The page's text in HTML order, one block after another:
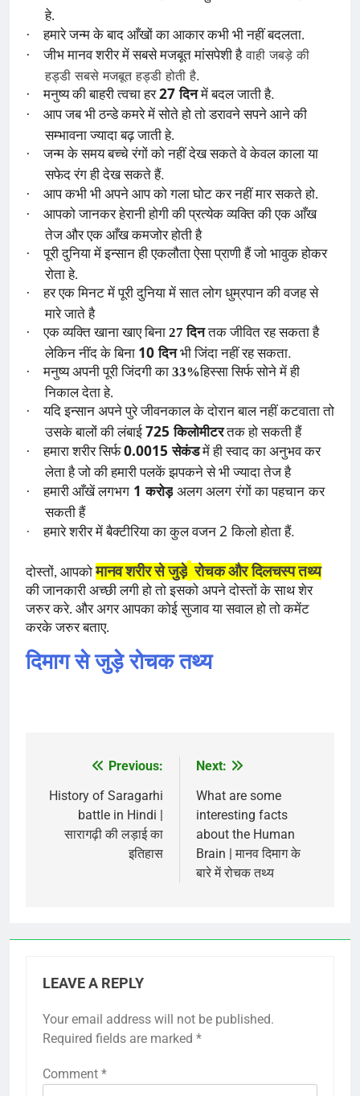
हे.
·
हमारे जन्म के बाद आँखों का आकार कभी भी नहीं बदलता.
·
जीभ मानव शरीर में सबसे मजबूत मांसपेशी हैवाही जबड़े की
हड्डी सबसे मजबूत हड्डी होती है.
· मनुष्य की बाहरी त्वचा हर27दिनमें बदल जाती है.
·
आप जब भी ठन्डे कमरे में सोते हो तो डरावने सपने आने की
सम्भावना ज्यादा बढ़ जाती हे.
·
जन्म के समय बच्चे रंगों को नहीं देख सकते वे केवल काला या
सफेद रंग ही देख सकते हैं.
·
आप कभी भी अपने आप को गला घोट कर नहीं मार सकते हो.
·
आपको जानकर हेरानी होगी की प्रत्येक व्यक्ति की एक आँख
तेज और एक आँख कमजोर होती है
·
पूरी दुनिया में इन्सान ही एकलौता ऐसा प्राणी हैं जो भावुक होकर
रोता हे.
·
हर एक मिनट में पूरी दुनिया में सात लोग धुम्रपान की वजह से
मारे जाते है
·
एक व्यक्ति खाना खाए बिना 27 दिनतक जीवित रह सकता है
लेकिन नींद के बिना 10दिनभी जिंदा नहीं रह सकता.
· मनुष्य अपनी पूरी जिंदगी का 33%हिस्सा सिर्फ सोने में ही
निकाल देता हे.
·
यदि इन्सान अपने पुरे जीवनकाल के दोरान बाल नहीं कटवाता तो
उसके बालों की लंबाई 725किलोमीटरतक हो सकती हैं
·
हमारा शरीर सिर्फ0.0015सेकंडमें ही स्वाद का अनुभव कर
लेता है जो की हमारी पलकें झपकने से भी ज्यादा तेज है
·
हमारी आँखें लगभग 1करोड़ अलग अलग रंगों का पहचान कर
सकती हैं
·
हमारे शरीर में बैक्टीरिया का कुल वजन 2किलो होता हैं.
दोस्तों, आपकोमानव शरीर से जुड़े रोचक और दिलचस्प तथ्य
की जानकारी अच्छी लगी हो तो इसको अपने दोस्तों के साथ शेर
जरुर करे. और अगर आपका कोई सुजाव या सवाल हो तो कमेंट
करके जरुर बताए.
दिमाग से जुड़े रोचक तथ्य
navigation
Previous:
History of Saragarhi
battle in Hindi |
सारागढ़ी की लड़ाई का
इतिहास
Next:
What are some
interesting facts
about the Human
Brain | मानव दिमाग के
बारे में रोचक तथ्य
LEAVE A REPLY
Your email address will not be published.
Required fields are marked *
Comment *